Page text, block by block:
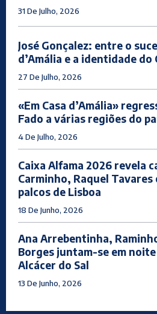
31 De Julho, 2026
José Gonçalez: entre o
d’Amália e a identidade do
27 De Julho, 2026
«Em Casa d’Amália»
Fado a várias regiões do
4 De Julho, 2026
Caixa Alfama 2026 revela
Carminho, Raquel Tavares
palcos de Lisboa
18 De Junho, 2026
Ana Arrebentinha,
Borges juntam-se em
Alcácer do Sal
13 De Junho, 2026